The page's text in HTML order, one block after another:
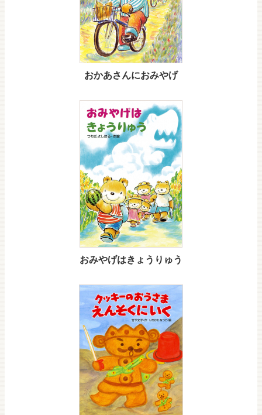
おかあさんにおみやげ
おみやげはきょうりゅう